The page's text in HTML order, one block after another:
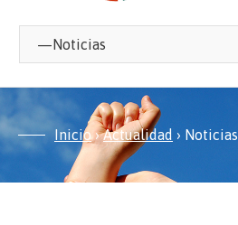
Inicio›Actualidad › Noticias